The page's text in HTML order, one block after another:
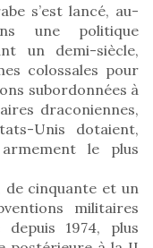
s’est lancé, au-
une politique
un demi-siècle,
colossales pour
subordonnées à
draconiennes,
Unis dotaient,
le plus
cinquante et un
militaires
1974, plus